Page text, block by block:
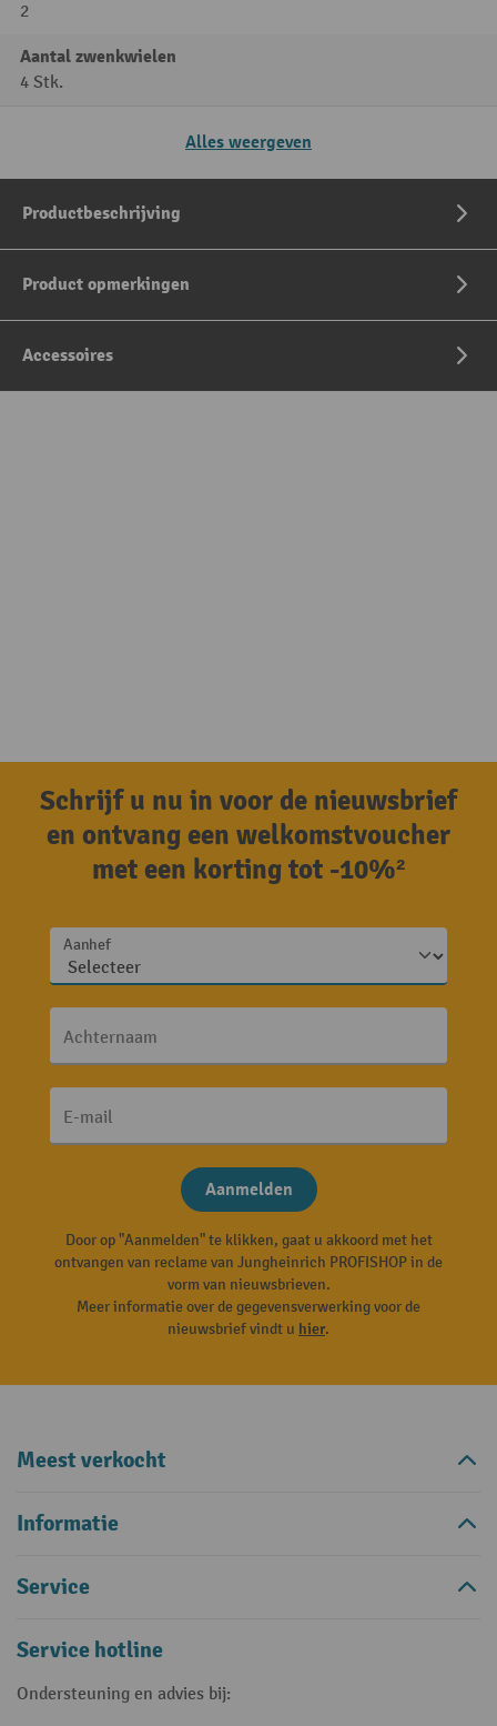
2
Aantal zwenkwielen
4 Stk.
Alles weergeven
Productbeschrijving
Product opmerkingen
Accessoires
Schrijf u nu in voor de nieuwsbrief
en ontvang een welkomstvoucher
met een korting tot -10%²
Aanhef
Achternaam
E-mail
Aanmelden
Door op "Aanmelden" te klikken, gaat u akkoord met het
ontvangen van reclame van Jungheinrich PROFISHOP in de
vorm van nieuwsbrieven.
Meer informatie over de gegevensverwerking voor de
nieuwsbrief vindt u hier.
Meest verkocht
Informatie
Service
Service hotline
Ondersteuning en advies bij: